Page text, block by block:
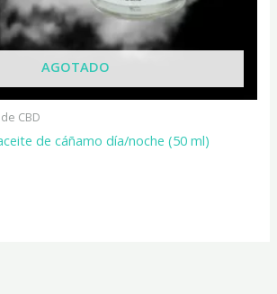
AGOTADO
CBD
de cáñamo día/noche (50 ml)